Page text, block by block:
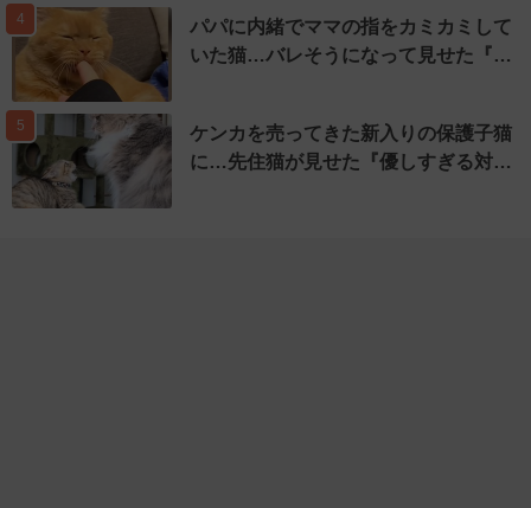
4
パパに内緒でママの指をカミカミして
いた猫…バレそうになって見せた『…
5
ケンカを売ってきた新入りの保護子猫
に…先住猫が見せた『優しすぎる対…